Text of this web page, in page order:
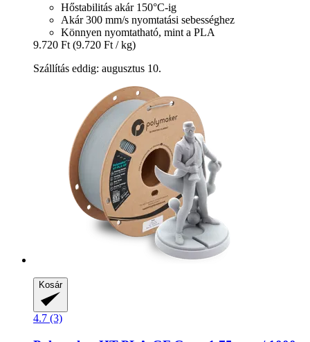
Hőstabilitás akár 150°C-ig
Akár 300 mm/s nyomtatási sebességhez
Könnyen nyomtatható, mint a PLA
9.720 Ft (9.720 Ft / kg)
Szállítás eddig: augusztus 10.
Kosár
4.7 (3)